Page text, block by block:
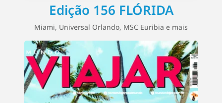
Edição 156 FLÓRIDA
Miami, Universal Orlando, MSC Euribia e mais